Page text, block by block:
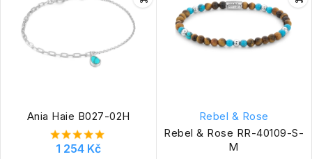
Ania Haie B027-02H
1 254 Kč
Rebel & Rose
Rebel & Rose RR-40109-S-
M